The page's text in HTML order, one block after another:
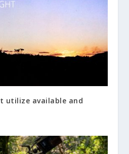
utilize available and